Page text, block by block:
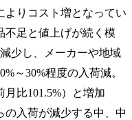
よりコスト増となってい
不足と値上げが続く模
少し、メーカーや地域
～30%程度の入荷減。
比101.5%）と増加
の入荷が減少する中、中